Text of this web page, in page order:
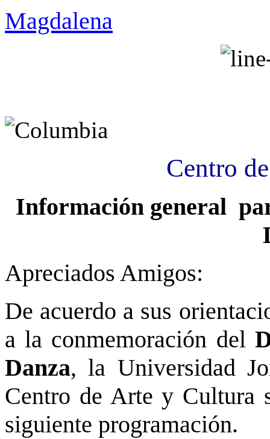
Magdalena
Centro
Información general
Apreciados Amigos:
De acuerdo a sus
a la conmemoración del
Danza, la Universidad
Centro de Arte y Cultura
siguiente programación.